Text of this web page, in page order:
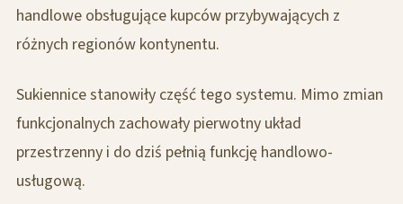
handlowe obsługujące kupców przybywających z
różnych regionów kontynentu.
Sukiennice stanowiły część tego systemu. Mimo zmian
funkcjonalnych zachowały pierwotny układ
przestrzenny i do dziś pełnią funkcję handlowo-
usługową.